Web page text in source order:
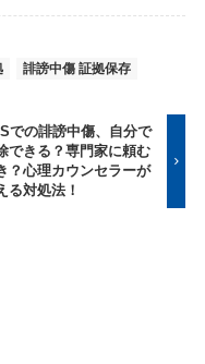
誹謗中傷 証拠保存
での誹謗中傷、自分で
できる？専門家に頼む
？心理カウンセラーが
る対処法！